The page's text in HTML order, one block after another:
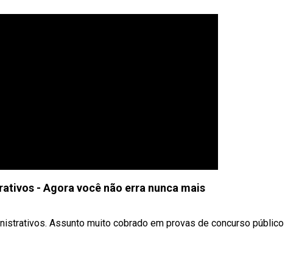
- Agora você não erra nunca mais
Assunto muito cobrado em provas de concurso público